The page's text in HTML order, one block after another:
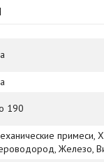
190
примеси,
Железо,